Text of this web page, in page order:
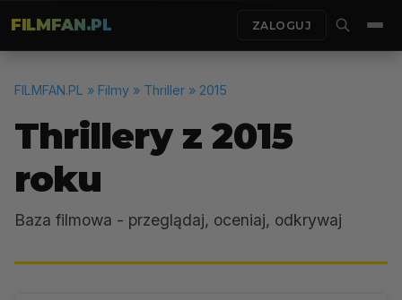
FILMFAN.PL ZALOGUJ
FILMFAN.PL » Filmy » Thriller » 2015
Thrillery z 2015
roku
Baza filmowa - przeglądaj, oceniaj, odkrywaj